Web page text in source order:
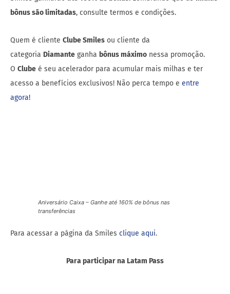
bônus são limitadas, consulte termos e condições.
Quem é cliente Clube Smiles ou cliente da
categoria Diamante ganha bônus máximo nessa promoção.
O Clube é seu acelerador para acumular mais milhas e ter
acesso a benefícios exclusivos! Não perca tempo e entre
agora!
Aniversário Caixa – Ganhe até 160% de bônus nas
transferências
Para acessar a página da Smiles clique aqui.
Para participar na Latam Pass